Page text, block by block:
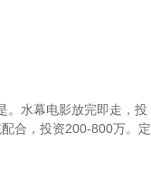
。水幕电影放完即走，投
合，投资200-800万。定